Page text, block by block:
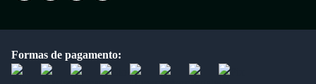
Formas de pagamento: